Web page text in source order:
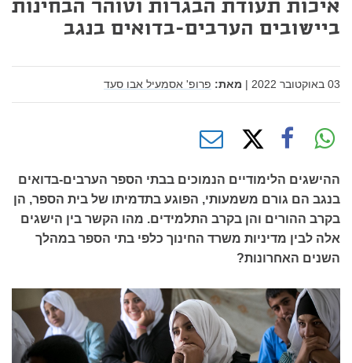
איכות תעודת הבגרות וטוהר הבחינות
ביישובים הערבים-בדואים בנגב
03 באוקטובר 2022 | מאת: פרופ' אסמעיל אבו סעד
ההישגים הלימודיים הנמוכים בבתי הספר הערבים-בדואים
בנגב הם גורם משמעותי, הפוגע בתדמיתו של בית הספר, הן
בקרב ההורים והן בקרב התלמידים. מהו הקשר בין הישגים
אלה לבין מדיניות משרד החינוך כלפי בתי הספר במהלך
השנים האחרונות?